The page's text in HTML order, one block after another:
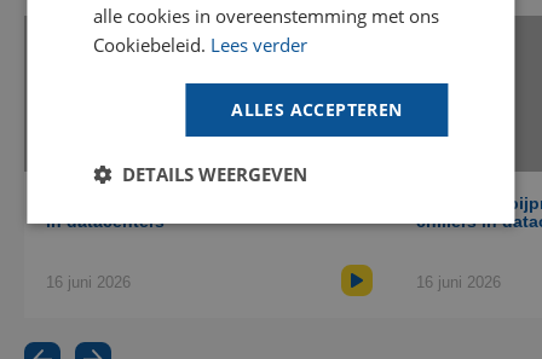
in datacenters
16 juni 2026
RAM-PRO:
chillers in
16 juni 2026
Vind jouw oplossing
Maak een online afspraak met een van onze
bespreken en advies te krijgen.
FRENCH
alle cookies in overeenstemming met ons
Cookiebeleid. Lees verder
ALLES ACCEPTEREN
DETAILS WEERGEVEN